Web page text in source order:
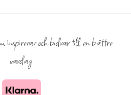
inspirerar och bidrar till en bättre
vardag.